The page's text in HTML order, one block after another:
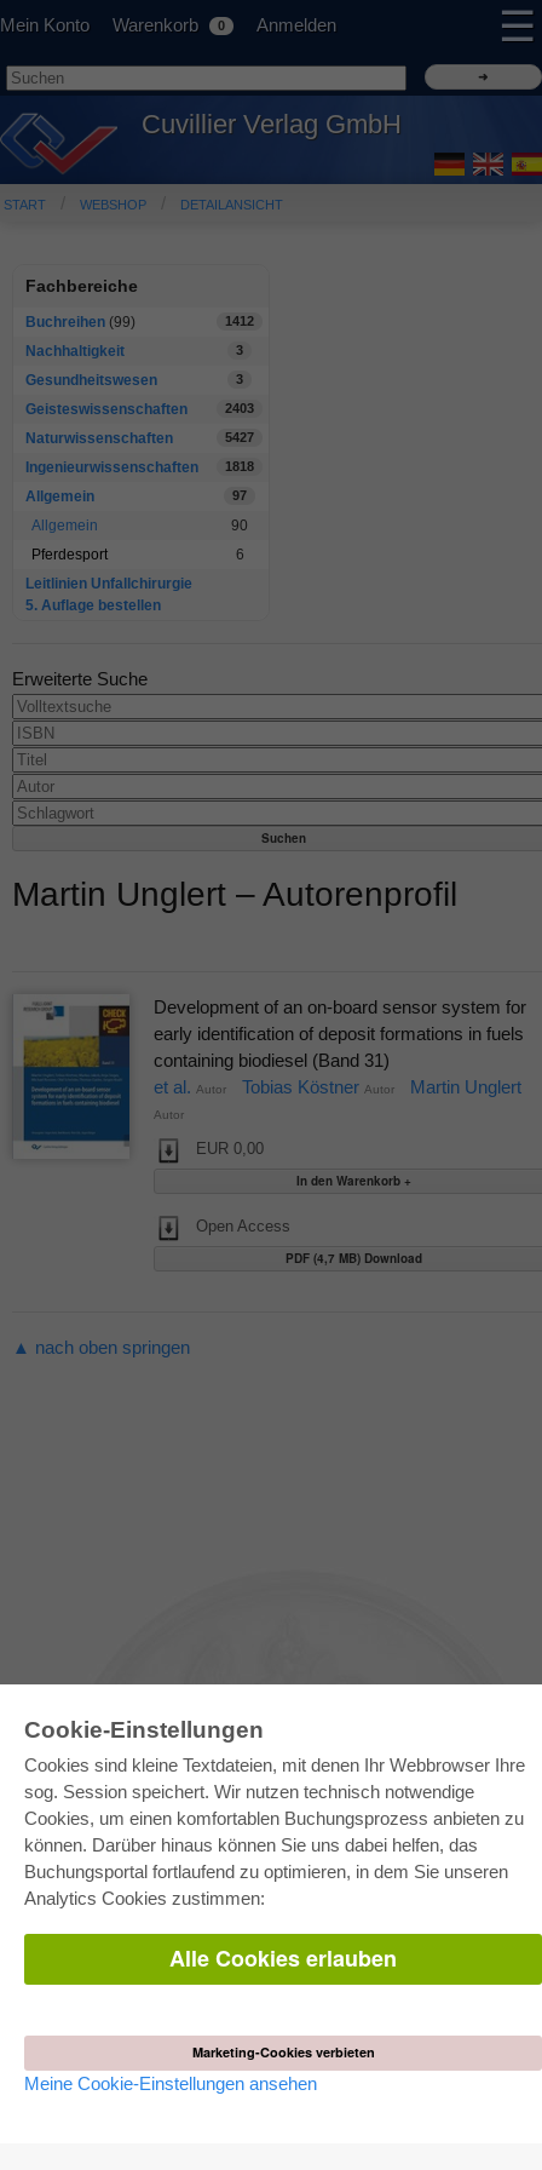
Cookie-Einstellungen
Cookies sind kleine Textdateien, mit denen Ihr Webbrowser Ihre
sog. Session speichert. Wir nutzen technisch notwendige
Cookies, um einen komfortablen Buchungsprozess anbieten zu
können. Darüber hinaus können Sie uns dabei helfen, das
Buchungsportal fortlaufend zu optimieren, in dem Sie unseren
Analytics Cookies zustimmen:
Alle Cookies erlauben
Marketing-Cookies verbieten
Meine Cookie-Einstellungen ansehen
Mein Konto Warenkorb 0 Anmelden ☰
Cuvillier Verlag GmbH
START WEBSHOP DETAILANSICHT
Fachbereiche
Buchreihen (99) 1412
Nachhaltigkeit 3
Gesundheitswesen 3
Geisteswissenschaften 2403
Naturwissenschaften 5427
Ingenieurwissenschaften 1818
Allgemein 97
Allgemein
90
Pferdesport
6
Leitlinien Unfallchirurgie
5. Auflage bestellen
Erweiterte Suche
Martin Unglert – Autorenprofil
Development of an on-board sensor system for
early identification of deposit formations in fuels
containing biodiesel (Band 31)
et al. Autor Tobias Köstner Autor Martin Unglert
Autor
EUR 0,00
Open Access
PDF (4,7 MB) Download
▲ nach oben springen
E-COLLECTION
Gesamtpaket
Fachbereichspakete
Bereitstellung von E-Books
Häufig gestellte Fragen (FAQ)
AGB